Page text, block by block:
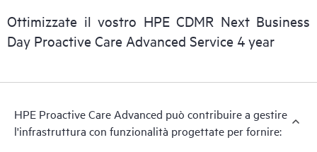
consentendo un’erogazione più veloce di supporto e servizi.
Per sfruttare appieno questo servizio di supporto, è necessario
eseguire la versione corrente della tecnologia Report Support.
Ottimizzate il vostro HPE CDMR Next Business
Day Proactive Care Advanced Service 4 year
HPE Proactive Care Advanced può contribuire a gestire
l'infrastruttura con funzionalità progettate per fornire: